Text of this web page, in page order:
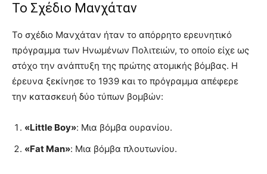
Το Σχέδιο Μανχάταν
Το σχέδιο Μανχάταν ήταν το απόρρητο ερευνητικό
πρόγραμμα των Ηνωμένων Πολιτειών, το οποίο είχε ως
στόχο την ανάπτυξη της πρώτης ατομικής βόμβας. Η
έρευνα ξεκίνησε το 1939 και το πρόγραμμα απέφερε
την κατασκευή δύο τύπων βομβών:
«Little Boy»: Μια βόμβα ουρανίου.
«Fat Man»: Μια βόμβα πλουτωνίου.